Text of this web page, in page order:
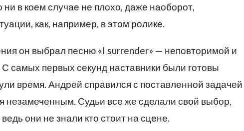
в коем случае не плохо, даже наоборот,
как, например, в этом ролике.
он выбрал песню «I surrender» — неповторимой и
самых первых секунд наставники были готовы
время. Андрей справился с поставленной задачей
незамеченным. Судьи все же сделали свой выбор,
они не знали кто стоит на сцене.